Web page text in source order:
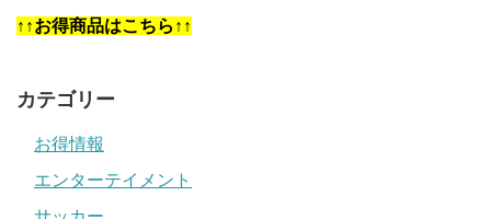
↑↑お得商品はこちら↑↑
カテゴリー
お得情報
エンターテイメント